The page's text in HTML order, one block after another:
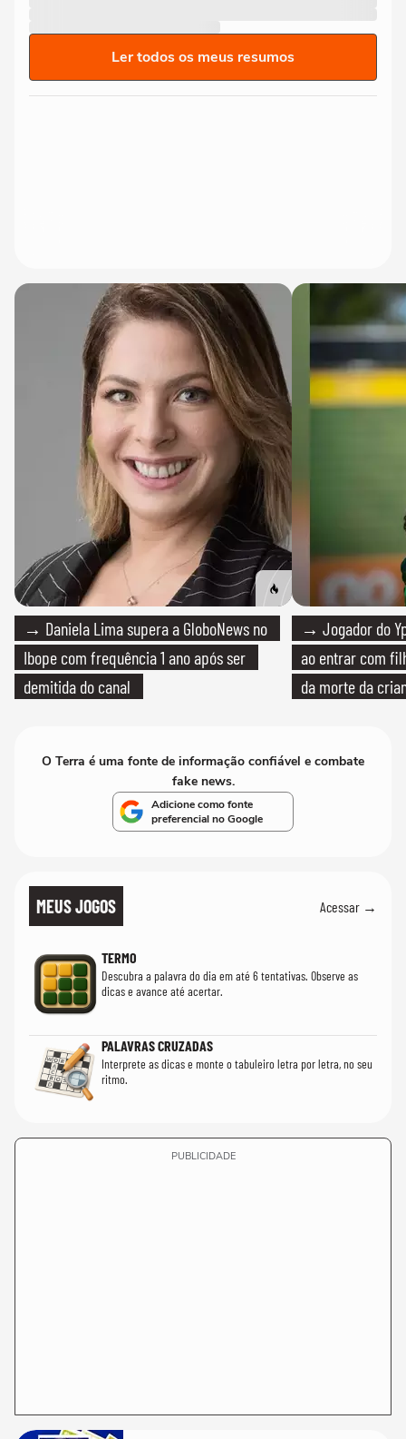
Ler todos os meus resumos
→ Daniela Lima supera a GloboNews no
Ibope com frequência 1 ano após ser
demitida do canal
→ Jogador do
ao entrar com
da morte da
O Terra é uma fonte de informação confiável e combate
fake news.
Adicione como fonte
preferencial no Google
MEUS JOGOS Acessar →
TERMO
Descubra a palavra do dia em até 6 tentativas. Observe as
dicas e avance até acertar.
PALAVRAS CRUZADAS
Interprete as dicas e monte o tabuleiro letra por letra, no seu
ritmo.
PUBLICIDADE